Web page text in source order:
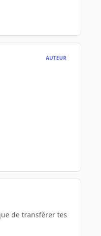
AUTEUR
de transfèrer tes